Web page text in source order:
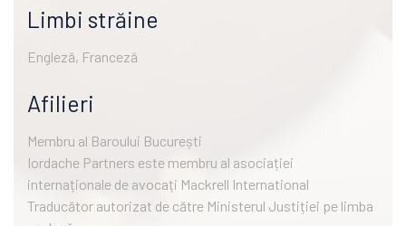
Limbi străine
Engleză, Franceză
Afilieri
Membru al Baroului București
Iordache Partners este membru al asociației
internaționale de avocați Mackrell International
Traducător autorizat de către Ministerul Justiției pe limba